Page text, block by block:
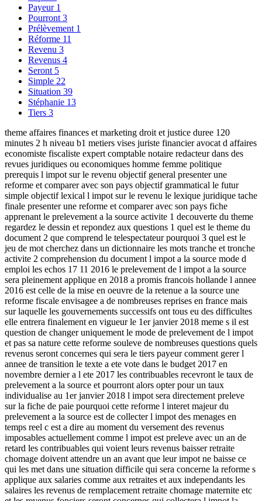
Payeur 1
Pourront 3
Prélèvement 1
Réforme 11
Revenu 3
Revenus 4
Seront 5
Simple 22
Situation 39
Stéphanie 13
Tiers 3
theme affaires finances et marketing droit et justice duree 120
minutes 2 h niveau b1 metiers vises juriste financier avocat d affaires
economiste fiscaliste expert comptable notaire redacteur dans des
revues juridiques ou economiques homme femme politique
prerequis l impot sur le revenu objectif general presenter une
reforme et comparer avec son pays objectif grammatical le futur
simple objectif lexical l impot sur le revenu le lexique juridique tache
finale presenter une reforme et comparer avec son pays fiche
apprenant le prelevement a la source activite 1 decouverte du theme
regardez le dessin et repondez aux questions 1 quel est le theme du
document 2 que comprend le telespectateur pourquoi 3 quel est le
jeu de mot cherchez dans un dictionnaire les mots tranche et tronche
activite 2 comprehension du document l impot a la source mode d
emploi les echos 17 11 2016 le prelevement de l impot a la source
sera pleinement applique en 2018 a promis francois hollande l annee
2016 est celle de la mise en oeuvre de la retenue a la source une
reforme fiscale envisagee a de nombreuses reprises en france mais
sur laquelle les gouvernements successifs ont tous eu des difficultes
elle entrera finalement en vigueur le 1er janvier 2018 meme s il est
question de changer uniquement le mode de prelevement de l impot
et pas sa nature cette reforme souleve de nombreuses questions quels
revenus seront concernes qui sera le tiers payeur comment gerer l
annee de transition le texte a ete vote dans le budget 2017 en
novembre dernier a l ete 2017 les contribuables recevront le taux de
prelevement a la source et pourront alors opter pour un taux
individualise au 1er janvier 2018 l impot sera directement preleve
sur la fiche de paie pourquoi cette reforme l interet majeur du
prelevement a la source est de collecter l impot des menages en
temps reel c est a dire au moment du versement des revenus
imposables actuellement comme l impot est preleve avec un an de
retard les contribuables qui voient leurs revenus baisser retraite
chomage doivent attendre un an avant que leur impot ne baisse ce
qui les met dans une situation difficile qui sera concerne la reforme s
applique aux salaries comme aux retraites et aux independants les
salaires les revenus de remplacement retraite chomage maternite etc